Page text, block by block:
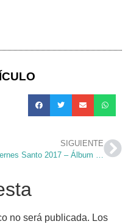
SIGUIENTE
Viernes Santo 2017 – Álbum fotográfico
no será publicada. Los